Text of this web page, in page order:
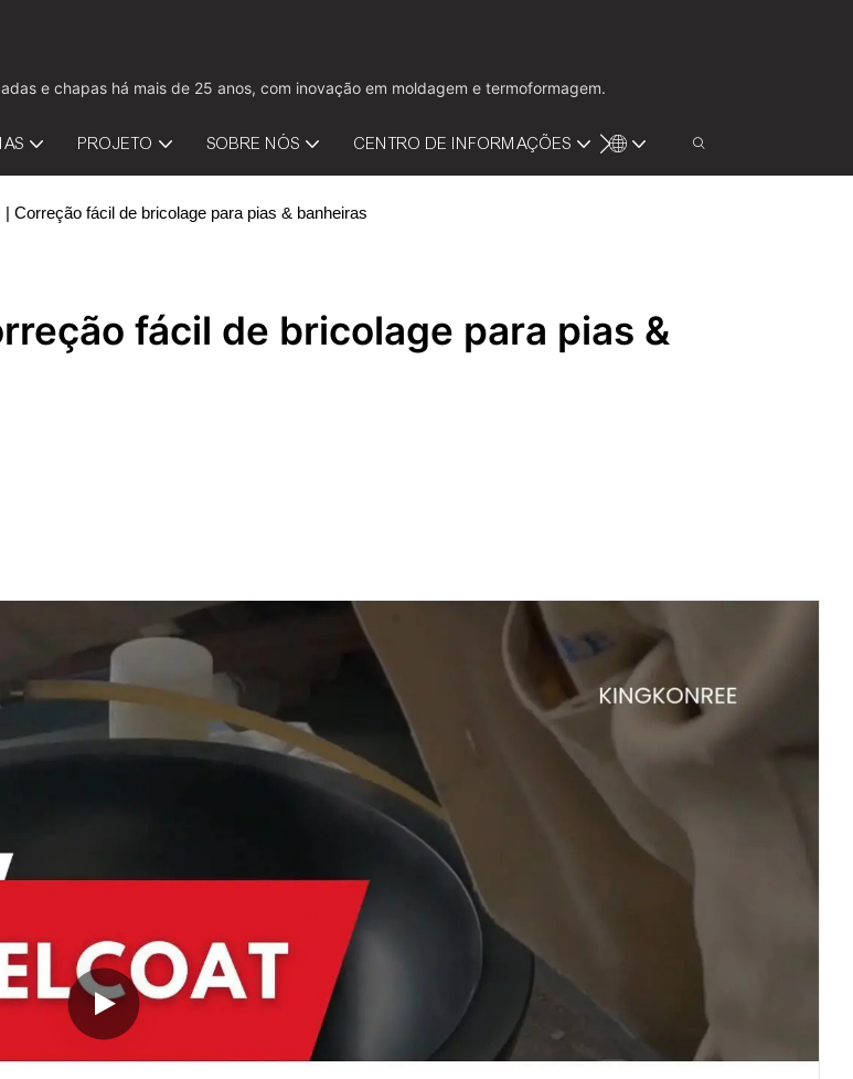
e chapas há mais de 25 anos, com inovação em moldagem e termoformagem.
PROJETO SOBRE NÓS CENTRO DE INFORMAÇÕES VÍDEO
Correção fácil de bricolage para pias & banheiras
fácil de bricolage para pias &